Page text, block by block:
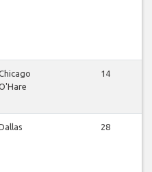
14
28